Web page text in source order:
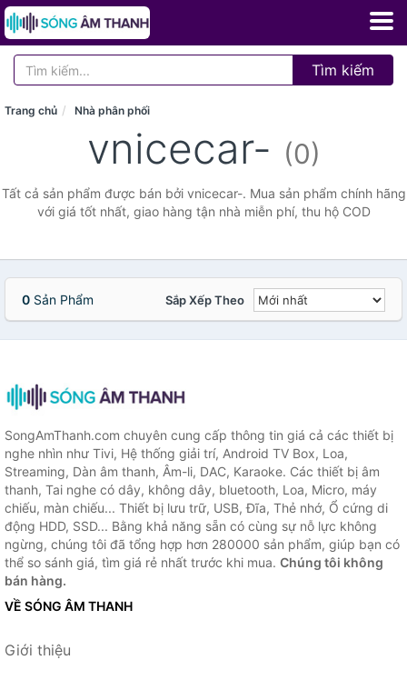
Tìm kiếm
Trang chủ Nhà phân phối
vnicecar- (0)
Tất cả sản phẩm được bán bởi vnicecar-. Mua sản phẩm chính hãng
với giá tốt nhất, giao hàng tận nhà miễn phí, thu hộ COD
0 Sản Phẩm Sắp Xếp Theo
SongAmThanh.com chuyên cung cấp thông tin giá cả các thiết bị
nghe nhìn như Tivi, Hệ thống giải trí, Android TV Box, Loa,
Streaming, Dàn âm thanh, Âm-li, DAC, Karaoke. Các thiết bị âm
thanh, Tai nghe có dây, không dây, bluetooth, Loa, Micro, máy
chiếu, màn chiếu... Thiết bị lưu trữ, USB, Đĩa, Thẻ nhớ, Ổ cứng di
động HDD, SSD... Bằng khả năng sẵn có cùng sự nỗ lực không
ngừng, chúng tôi đã tổng hợp hơn 280000 sản phẩm, giúp bạn có
thể so sánh giá, tìm giá rẻ nhất trước khi mua. Chúng tôi không
bán hàng.
VỀ SÓNG ÂM THANH
Giới thiệu